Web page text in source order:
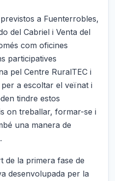
a Fuenterrobles,
del Cabriel i Venta del
com oficines
participatives
pel Centre RuralTEC i
a escoltar el veïnat i
tindre estos
on treballar, formar-se i
una manera de
de la primera fase de
desenvolupada per la